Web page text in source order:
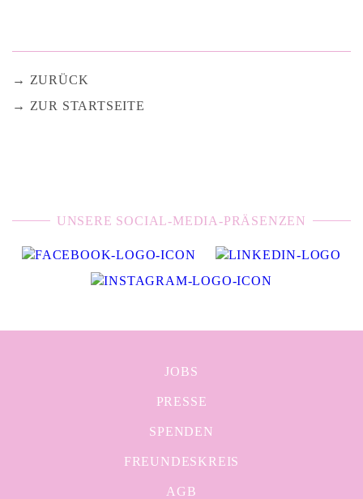
ZURÜCK
ZUR STARTSEITE
UNSERE SOCIAL-MEDIA-PRÄSENZEN
JOBS
PRESSE
SPENDEN
FREUNDESKREIS
AGB